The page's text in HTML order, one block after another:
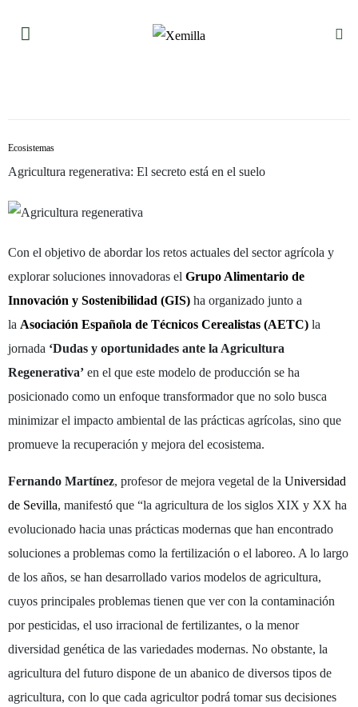
Ecosistemas
Agricultura regenerativa: El secreto está en el suelo
Con el objetivo de abordar los retos actuales del sector agrícola y
explorar soluciones innovadoras el Grupo Alimentario de
Innovación y Sostenibilidad (GIS) ha organizado junto a
la Asociación Española de Técnicos Cerealistas (AETC) la
jornada ‘Dudas y oportunidades ante la Agricultura
Regenerativa’ en el que este modelo de producción se ha
posicionado como un enfoque transformador que no solo busca
minimizar el impacto ambiental de las prácticas agrícolas, sino que
promueve la recuperación y mejora del ecosistema.
Fernando Martínez, profesor de mejora vegetal de la Universidad
de Sevilla, manifestó que “la agricultura de los siglos XIX y XX ha
evolucionado hacia unas prácticas modernas que han encontrado
soluciones a problemas como la fertilización o el laboreo. A lo largo
de los años, se han desarrollado varios modelos de agricultura,
cuyos principales problemas tienen que ver con la contaminación
por pesticidas, el uso irracional de fertilizantes, o la menor
diversidad genética de las variedades modernas. No obstante, la
agricultura del futuro dispone de un abanico de diversos tipos de
agricultura, con lo que cada agricultor podrá tomar sus decisiones